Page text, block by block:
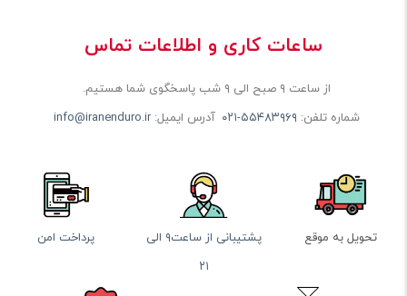
ساعات کاری و اطلاعات تماس
از ساعت ۹ صبح الی ۹ شب پاسخگوی شما هستیم.
شماره تلفن: ۰۲۱-۵۵۴۸۳۹۶۹ آدرس ایمیل:info@iranenduro.ir
تحویل به موقع
پشتیبانی از ساعت۹ الی
۲۱
پرداخت امن